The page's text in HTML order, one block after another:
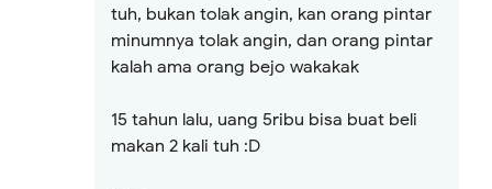
tuh, bukan tolak angin, kan orang pintar
minumnya tolak angin, dan orang pintar
kalah ama orang bejo wakakak
15 tahun lalu, uang 5ribu bisa buat beli
makan 2 kali tuh :D